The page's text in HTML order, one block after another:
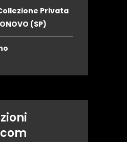
Privata
(SP)